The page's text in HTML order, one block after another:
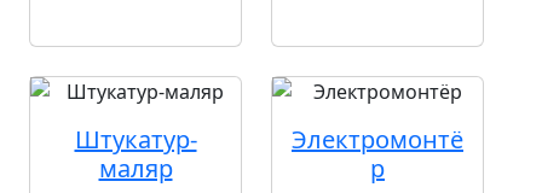
Штукатур-
маляр
Электромонтё
р